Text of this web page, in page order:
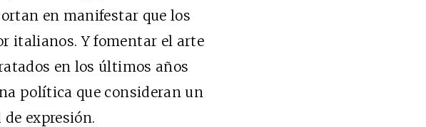
en manifestar que los
italianos. Y fomentar el arte
en los últimos años
política que consideran un
expresión.